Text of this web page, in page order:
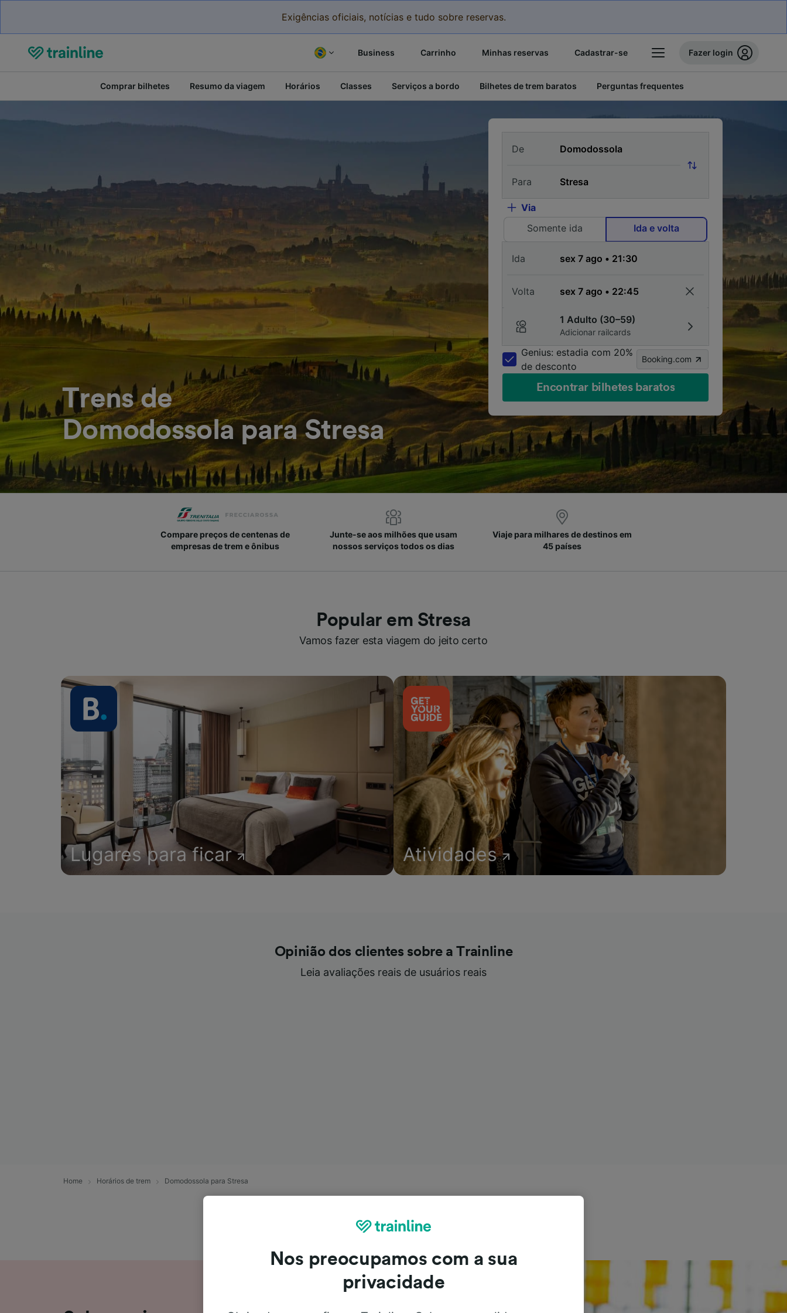
Exigências oficiais, notícias e tudo sobre reservas.
Business Carrinho Minhas reservas Cadastrar-se Fazer login
Comprar bilhetes Resumo da viagem Horários Classes Serviços a bordo Bilhetes de trem baratos Perguntas frequentes
Trens de
Domodossola para Stresa
De
Para
Via
Somente ida
Ida e volta
Ida
Volta
1 Adulto (30–59)
Adicionar railcards
Genius: estadia com 20%
de desconto
Booking.com
Encontrar bilhetes baratos
Compare preços de centenas de
empresas de trem e ônibus
Junte-se aos milhões que usam
nossos serviços todos os dias
Viaje para milhares de destinos em
45 países
Popular em Stresa
Vamos fazer esta viagem do jeito certo
Lugares para ficar Atividades
Opinião dos clientes sobre a Trainline
Leia avaliações reais de usuários reais
Home Horários de trem Domodossola para Stresa
Nos preocupamos com a sua
privacidade